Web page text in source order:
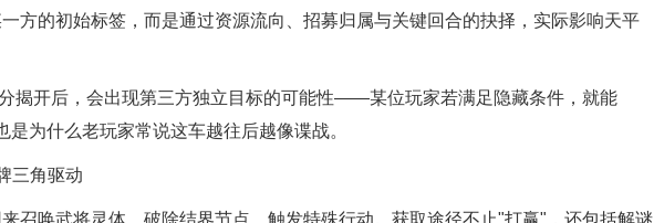
的初始标签，而是通过资源流向、招募归属与关键回合的抉择，实际影响天平
开后，会出现第三方独立目标的可能性——某位玩家若满足隐藏条件，就能
为什么老玩家常说这车越往后越像谍战。
三角驱动
武将灵体、破除结界节点、触发特殊行动。获取途径不止"打赢"，还包括解谜